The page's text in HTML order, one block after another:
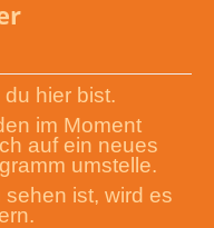
hier bist.
im Moment
auf ein neues
umstelle.
ist, wird es